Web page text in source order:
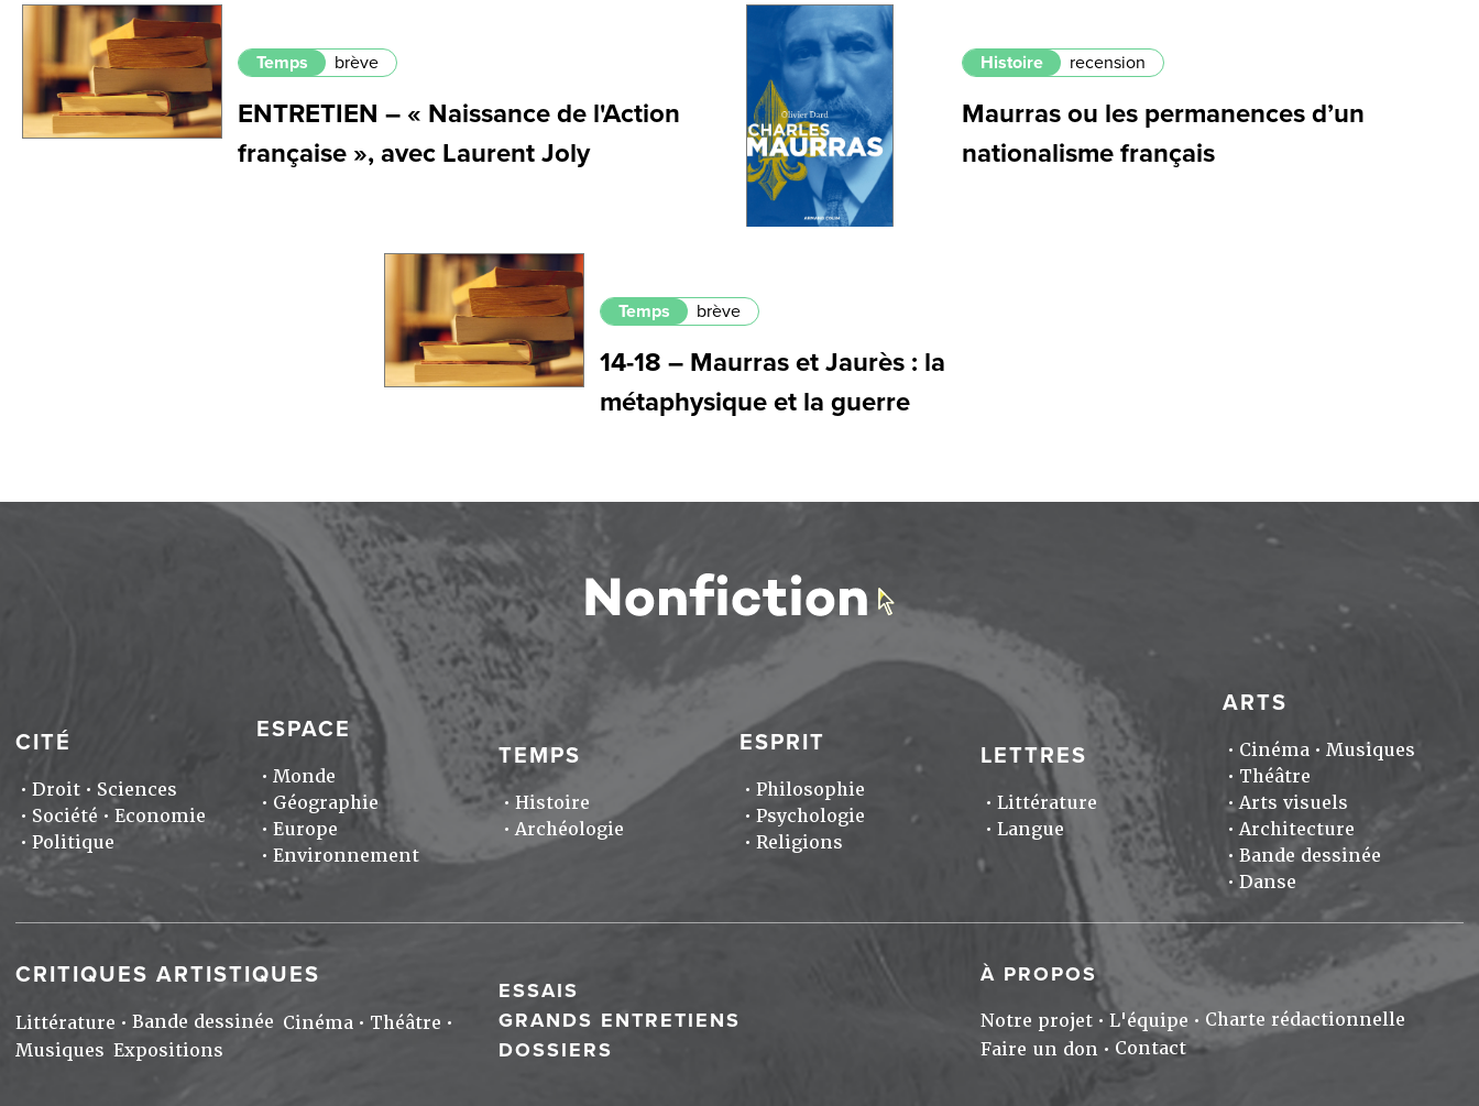
Temps brève
ENTRETIEN – « Naissance de l'Action
française », avec Laurent Joly
Histoire recension
Maurras ou les permanences d’un
nationalisme français
Temps brève
14-18 – Maurras et Jaurès : la
métaphysique et la guerre
CITÉ
Droit
Sciences
Société
Economie
Politique
ESPACE
Monde
Géographie
Europe
Environnement
TEMPS
Histoire
Archéologie
ESPRIT
Philosophie
Psychologie
Religions
LETTRES
Littérature
Langue
ARTS
Cinéma
Musiques
Théâtre
Arts visuels
Architecture
Bande dessinée
Danse
CRITIQUES ARTISTIQUES
Littérature Bande dessinée Cinéma
Théâtre
Musiques Expositions
ESSAIS
GRANDS ENTRETIENS
DOSSIERS
À PROPOS
Notre projet L'équipe
Charte rédactionnelle
Faire un don
Contact